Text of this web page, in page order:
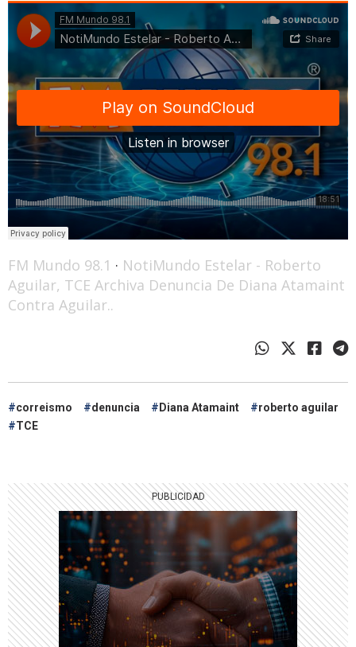
FM Mundo 98.1 · NotiMundo Estelar - Roberto
Aguilar, TCE Archiva Denuncia De Diana Atamaint
Contra Aguilar..
correismo denuncia Diana Atamaint
roberto aguilar
TCE